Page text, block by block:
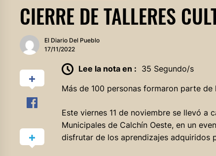
CIERRE DE TALLERES
El Diario Del Pueblo
17/11/2022
Lee la nota en : 35 Segundo/s
Más de 100 personas formaron parte
Este viernes 11 de noviembre se llevó a
Municipales de Calchín Oeste, en un
disfrutar de los aprendizajes adquiridos